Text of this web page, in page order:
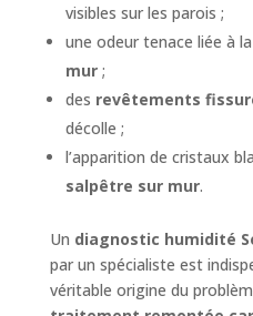
visibles sur les parois ;
une odeur tenace liée à
mur;
des revêtements
décolle ;
l’apparition de cristaux
salpêtre sur mur.
Un diagnostic humidité
par un spécialiste est
véritable origine du